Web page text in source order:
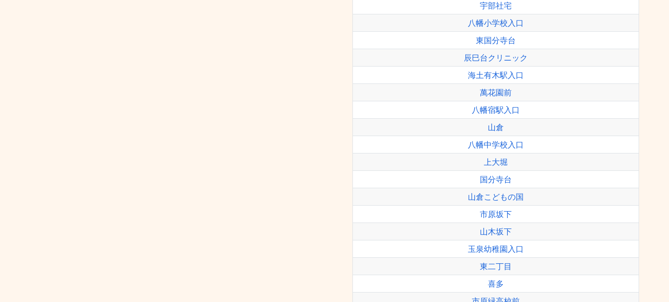
宇部社宅
八幡小学校入口
東国分寺台
辰巳台クリニック
海土有木駅入口
萬花園前
八幡宿駅入口
山倉
八幡中学校入口
上大堀
国分寺台
山倉こどもの国
市原坂下
山木坂下
玉泉幼稚園入口
東二丁目
喜多